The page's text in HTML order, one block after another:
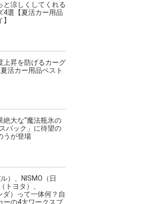
と涼しくしてくれる
4選【夏活カー用品
上昇を防げるカーグ
活カー用品ベスト
絶大な“魔法瓶氷の
パック」に待望の
うが登場
）、NISMO（日
トヨタ）、
ダ）って一体何？自
ーの4大ワークスブ